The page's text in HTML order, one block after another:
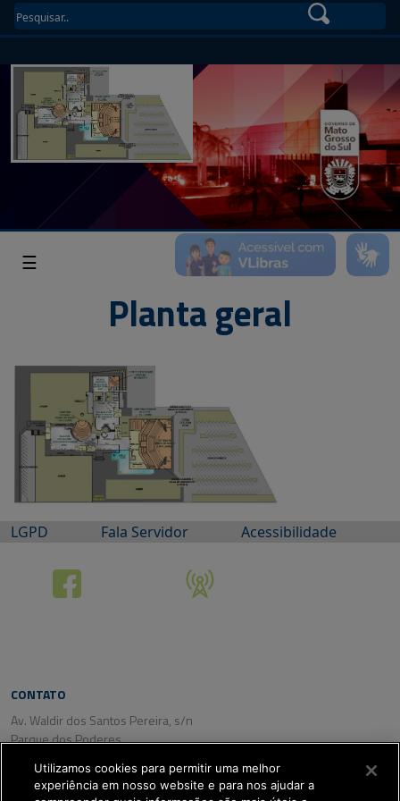
☰
Planta geral
LGPD Fala Servidor Acessibilidade
CONTATO
Av. Waldir dos Santos Pereira, s/n
Parque dos Poderes
Campo Grande/ MS
Tel. (67) 3318-2800
Utilizamos cookies para permitir uma melhor
experiência em nosso website e para nos ajudar a